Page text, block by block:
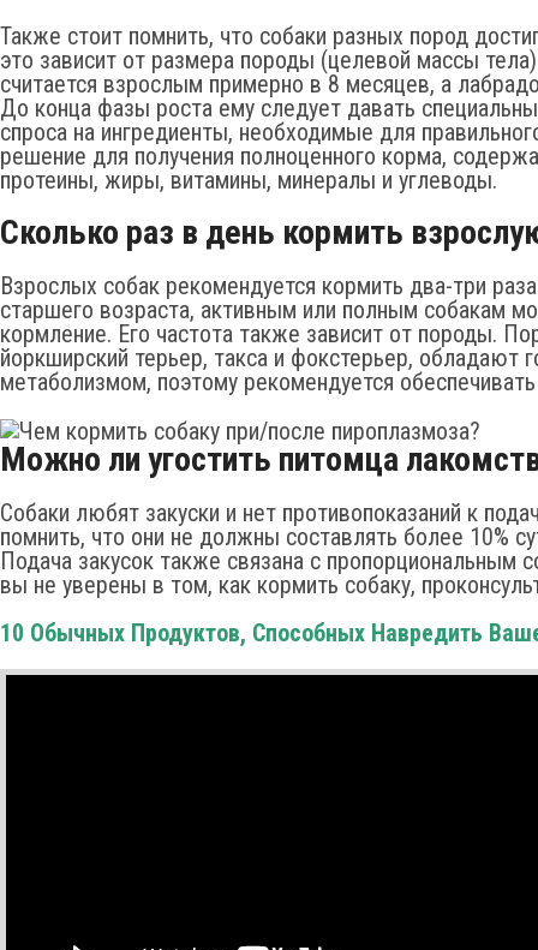
Также стоит помнить, что собаки разных пород
это зависит от размера породы (целевой массы
считается взрослым примерно в 8 месяцев, а
До конца фазы роста ему следует давать
спроса на ингредиенты, необходимые для
решение для получения полноценного корма,
протеины, жиры, витамины, минералы и углеводы.
Сколько раз в день кормить
Взрослых собак рекомендуется кормить два-три
старшего возраста, активным или полным собакам
кормление. Его частота также зависит от породы.
йоркширский терьер, такса и фокстерьер, обладают
метаболизмом, поэтому рекомендуется
Можно ли угостить питомца
Собаки любят закуски и нет противопоказаний к
помнить, что они не должны составлять более 10%
Подача закусок также связана с пропорциональным
вы не уверены в том, как кормить собаку,
10 Обычных Продуктов, Способных Навредить